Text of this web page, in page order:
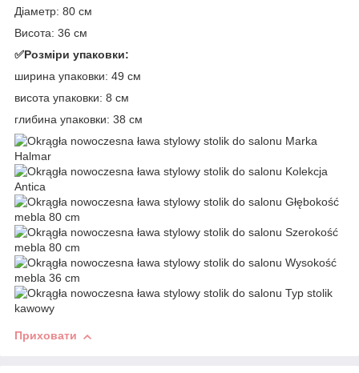
Діаметр: 80 см
Висота: 36 см
✅Розміри упаковки:
ширина упаковки: 49 см
висота упаковки: 8 см
глибина упаковки: 38 см
Приховати